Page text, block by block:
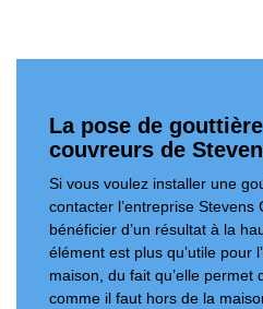
La pose de
couvreurs de
Si vous voulez installer une
contacter l’entreprise Stevens
bénéficier d’un résultat à la
élément est plus qu’utile pour
maison, du fait qu’elle
comme il faut hors de la